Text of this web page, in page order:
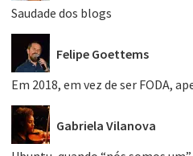
Saudade dos blogs
Felipe Goettems
Em 2018, em vez de ser FODA,
Gabriela Vilanova